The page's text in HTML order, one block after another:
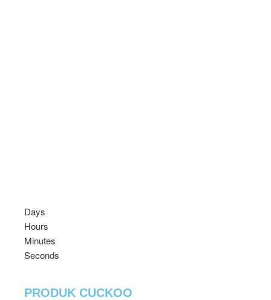
Days
Hours
Minutes
Seconds
PRODUK CUCKOO